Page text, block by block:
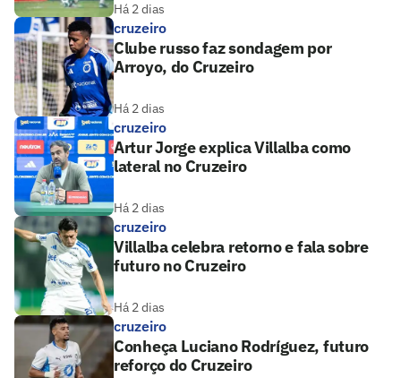
Há 2 dias
cruzeiro
Clube russo faz sondagem por
Arroyo, do Cruzeiro
Há 2 dias
cruzeiro
Artur Jorge explica Villalba como
lateral no Cruzeiro
Há 2 dias
cruzeiro
Villalba celebra retorno e fala sobre
futuro no Cruzeiro
Há 2 dias
cruzeiro
Conheça Luciano Rodríguez, futuro
reforço do Cruzeiro